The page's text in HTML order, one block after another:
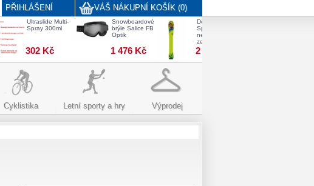
PŘIHLÁŠENÍ VÁŠ NÁKUPNÍ KOŠÍK (0)
Ultraslide Multi-
Spray 300ml
302 Kč
Snowboardové
brýle Salice FB
Optik
1 476 Kč
Dětské lyže
Spongy
neonově-
zelené
2 246 Kč
Cyklistika Letní sporty a hry Výprodej